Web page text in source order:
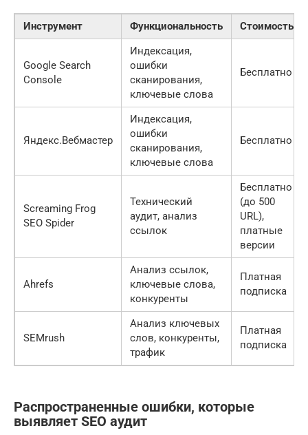
Инструмент Функциональность Стоимость
Google Search
Console
Индексация,
ошибки
сканирования,
ключевые слова
Бесплатно
Яндекс.Вебмастер
Индексация,
ошибки
сканирования,
ключевые слова
Бесплатно
Screaming Frog
SEO Spider
Технический
аудит, анализ
ссылок
Бесплатно
(до 500
URL),
платные
версии
Ahrefs
Анализ ссылок,
ключевые слова,
конкуренты
Платная
подписка
SEMrush
Анализ ключевых
слов, конкуренты,
трафик
Платная
подписка
Распространенные ошибки, которые
выявляет SEO аудит